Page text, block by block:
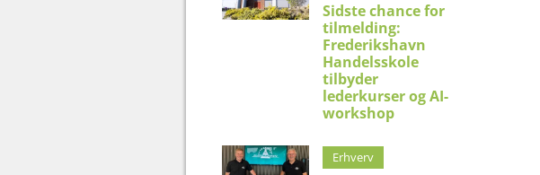
Sidste chance for
tilmelding:
Frederikshavn
Handelsskole
tilbyder
lederkurser og AI-
workshop
Erhverv